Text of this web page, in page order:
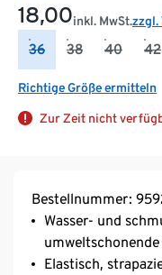
18,00inkl. MwSt.zzgl.
36 38 40 42
Richtige Größe ermitteln
Zur Zeit nicht
Bestellnummer:
Wasser- und
Elastisch,